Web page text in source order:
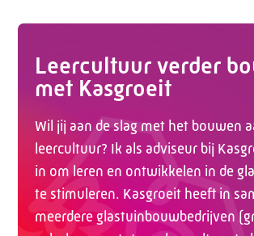
Leercultuur verder
met Kasgroeit
Wil jij aan de slag met het bouwen
leercultuur? Ik als adviseur bij
in om leren en ontwikkelen in de
te stimuleren. Kasgroeit heeft in
meerdere glastuinbouwbedrijven